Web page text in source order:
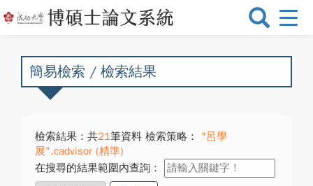
選
換
簡易檢索 / 檢索結果
檢索結果：共21筆資料 檢索策略：
"呂學
展".cadvisor (精準)
在搜尋的結果範圍內查詢：